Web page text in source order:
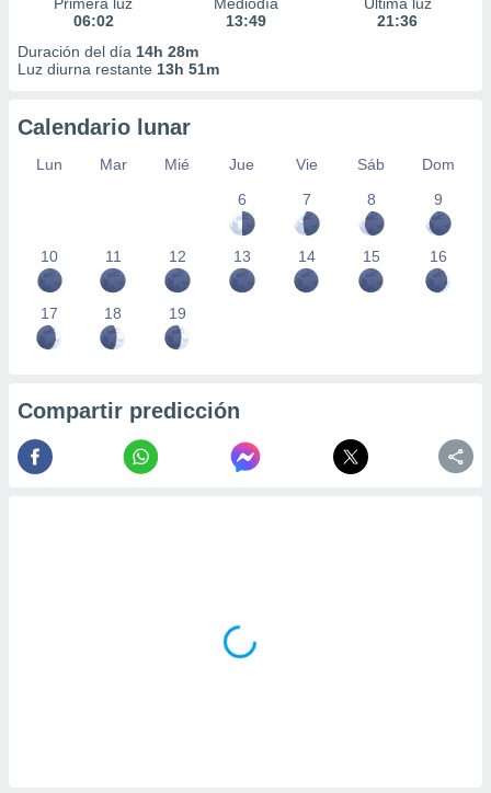
06:02
13:49
21:36
Duración del día 14h 28m
Luz diurna restante 13h 51m
Calendario lunar
Lun Mar Mié Jue Vie Sáb
Dom
6
7 8 9
10 11 12 13 14 15 16
17 18 19
Compartir predicción